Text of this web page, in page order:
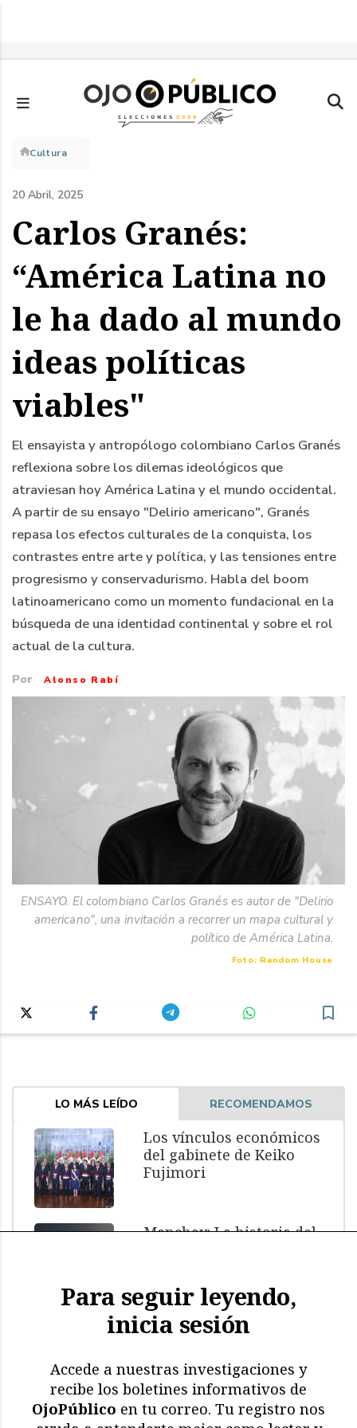
principal
Sobrescribir
enlaces
de
ayuda
a
la
navegación
Cultura
20 Abril, 2025
Carlos Granés:
“América Latina no
le ha dado al mundo
ideas políticas
viables"
El ensayista y antropólogo colombiano Carlos Granés
reflexiona sobre los dilemas ideológicos que
atraviesan hoy América Latina y el mundo occidental.
A partir de su ensayo "Delirio americano", Granés
repasa los efectos culturales de la conquista, los
contrastes entre arte y política, y las tensiones entre
progresismo y conservadurismo. Habla del boom
latinoamericano como un momento fundacional en la
búsqueda de una identidad continental y sobre el rol
actual de la cultura.
Por Alonso Rabí
ENSAYO. El colombiano Carlos Granés es autor de "Delirio
americano", una invitación a recorrer un mapa cultural y
político de América Latina.
Foto: Random House
LO MÁS LEÍDO RECOMENDAMOS
Los vínculos económicos
del gabinete de Keiko
Fujimori
Manchay: La historia del
El impacto de El Niño: más
mamíferos marinos
muertos
Memoria en riesgo:
Para seguir leyendo,
inicia sesión
Accede a nuestras investigaciones y
recibe los boletines informativos de
OjoPúblico en tu correo. Tu registro nos